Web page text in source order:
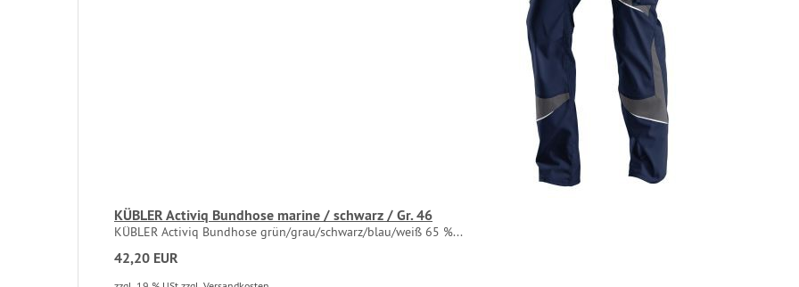
KÜBLER Activiq Bundhose marine / schwarz / Gr. 46
KÜBLER Activiq Bundhose grün/grau/schwarz/blau/weiß 65 %...
42,20 EUR